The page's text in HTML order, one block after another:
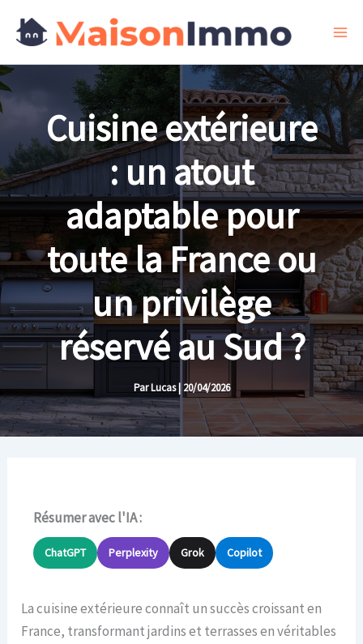
Cuisine extérieure
: un atout
adaptable pour
toute la France ou
un privilège
réservé au Sud ?
ParLucas| 20/04/2026
Résumer avec l'IA :
ChatGPT Perplexity Grok Copilot
La cuisine extérieure connaît un succès croissant en
France, transformant jardins et terrasses en véritables